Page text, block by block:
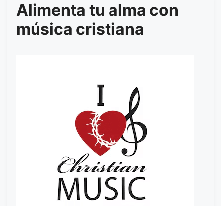
Alimenta tu alma con
música cristiana